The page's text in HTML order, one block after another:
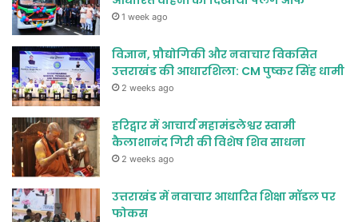
1 week ago
विज्ञान, प्रौद्योगिकी और नवाचार विकसित
उत्तराखंड की आधारशिला: CM पुष्कर सिंह धामी
2 weeks ago
हरिद्वार में आचार्य महामंडलेश्वर स्वामी
कैलाशानंद गिरी की विशेष शिव साधना
2 weeks ago
उत्तराखंड में नवाचार आधारित शिक्षा मॉडल पर
फोकस